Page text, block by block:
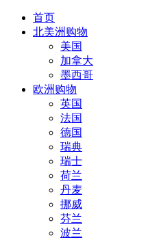
首页
北美洲购物
美国
加拿大
墨西哥
欧洲购物
英国
法国
德国
瑞典
瑞士
荷兰
丹麦
挪威
芬兰
波兰